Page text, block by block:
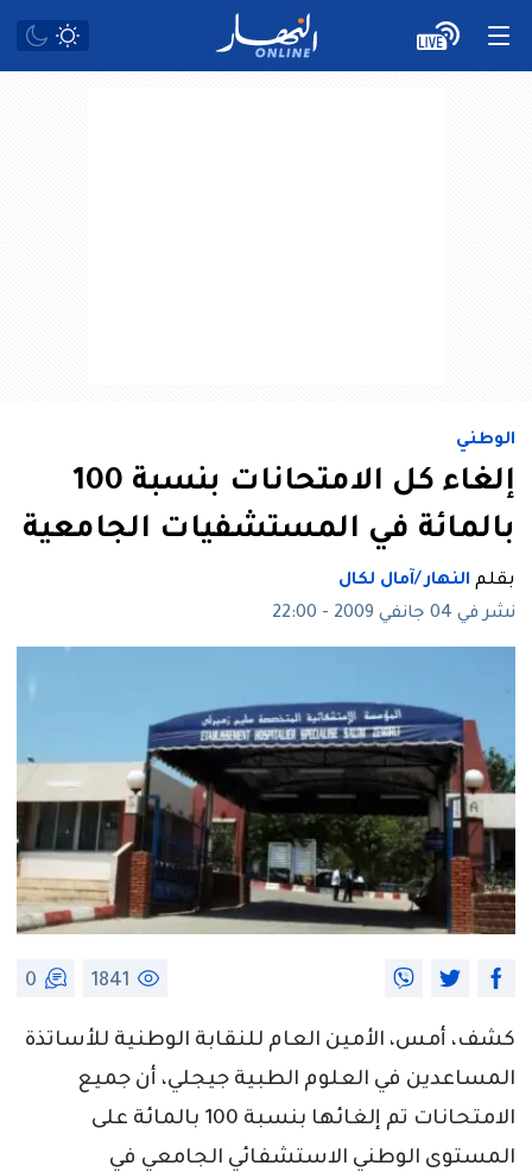
الوطني
إلغاء كل الامتحانات بنسبة 100
بالمائة في المستشفيات الجامعية
بقلم النهار /آمال لكال
نشر في 04 جانفي 2009 - 22:00
1841
0
كشف، أمس، الأمين العام للنقابة الوطنية للأساتذة
المساعدين في العلوم الطبية جيجلي، أن جميع
الامتحانات تم إلغائها بنسبة 100 بالمائة على
المستوى الوطني الاستشفائي الجامعي في